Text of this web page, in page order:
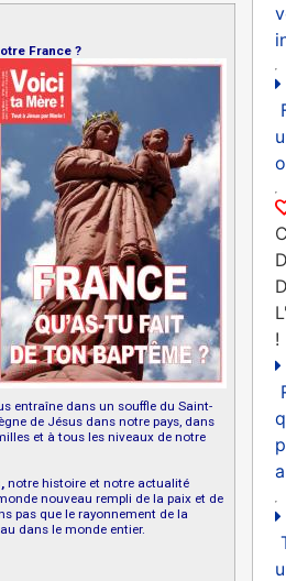
France ?
entraîne dans un souffle du Saint-
de Jésus dans notre pays, dans
et à tous les niveaux de notre
notre histoire et notre actualité
nouveau rempli de la paix et de
pas que le rayonnement de la
dans le monde entier.
!